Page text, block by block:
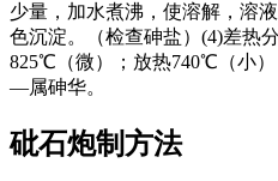
少量，加水煮沸，使溶解，溶
色沉淀。（检查砷盐）(4)差热
825℃（微）；放热740℃（小
—属砷华。
砒石炮制方法